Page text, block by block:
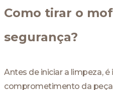
Como tirar o
segurança?
Antes de iniciar a limpeza,
comprometimento da